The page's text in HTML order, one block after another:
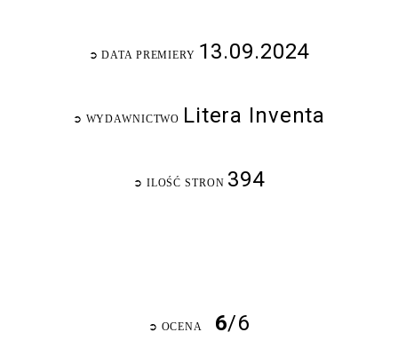
➲ DATA PREMIERY 13.09.2024
➲ WYDAWNICTWO Litera Inventa
➲ ILOŚĆ STRON 394
➲ OCENA 6/6